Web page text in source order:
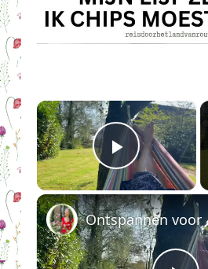
×
Play